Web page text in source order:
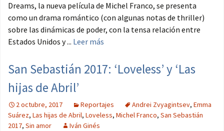
Dreams, la nueva película de Michel Franco, se presenta
como un drama romántico (con algunas notas de thriller)
sobre las dinámicas de poder, con la tensa relación entre
Estados Unidos y ... Leer más
San Sebastián 2017: ‘Loveless’ y ‘Las
hijas de Abril’
2 octubre, 2017 Reportajes Andrei Zvyagintsev, Emma
Suárez, Las hijas de Abril, Loveless, Michel Franco, San Sebastián
2017, Sin amor Iván Ginés